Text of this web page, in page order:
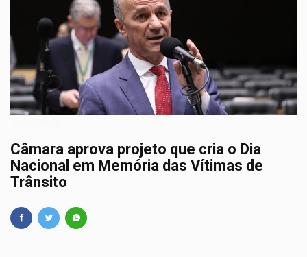
Câmara aprova projeto que cria o Dia
Nacional em Memória das Vítimas de
Trânsito